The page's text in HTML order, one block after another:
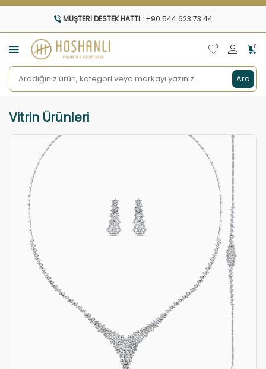
MÜŞTERI DESTEK HATTI : +90 544 623 73 44
Ara
0 0
Vitrin Ürünleri